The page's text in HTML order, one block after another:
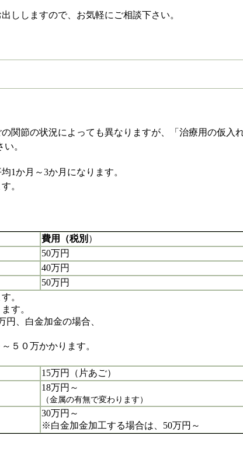
ししますので、お気軽にご相談下さい。
関節の状況によっても異なりますが、「治療用の仮入
。
1か月～3か月になります。
。
費用（税別 ）
50万円
40万円
50万円
。
す。
、白金加金の場合、
５０万かかります。
15万円（片あご）
18万円～
（金属の有無で変わります）
30万円～
※白金加金加工する場合は、50万円～